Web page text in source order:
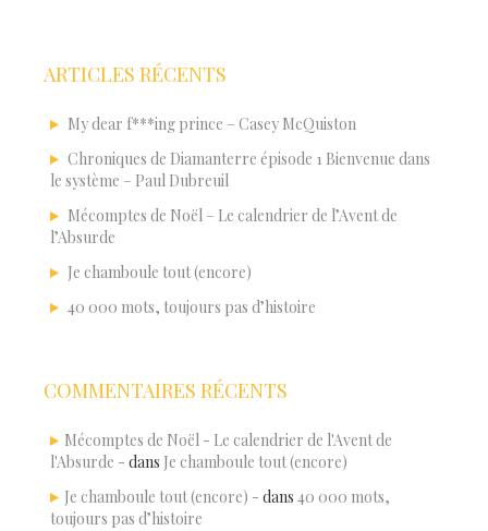
ARTICLES RÉCENTS
My dear f***ing prince – Casey McQuiston
Chroniques de Diamanterre épisode 1 Bienvenue dans
le système – Paul Dubreuil
Mécomptes de Noël – Le calendrier de l’Avent de
l’Absurde
Je chamboule tout (encore)
40 000 mots, toujours pas d’histoire
COMMENTAIRES RÉCENTS
Mécomptes de Noël - Le calendrier de l'Avent de
l'Absurde - dans Je chamboule tout (encore)
Je chamboule tout (encore) - dans 40 000 mots,
toujours pas d’histoire